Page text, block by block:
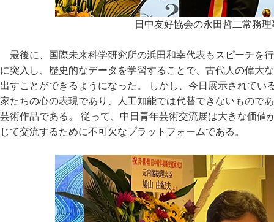
日中友好協会の永田哲二常務理
最後に、国際未来科学研究所の浜田和幸代表もスピーチを
に突入し、歴史的なデータを学習することで、古代人の偉大
出すことができるようになった。 しかし、今日展示されてい
家たちの心の表現であり、人工知能では代替できないもので
芸術作品である。 従って、中日青年芸術交流展は大きな価値
じて交流するために不可欠なプラットフォームである。